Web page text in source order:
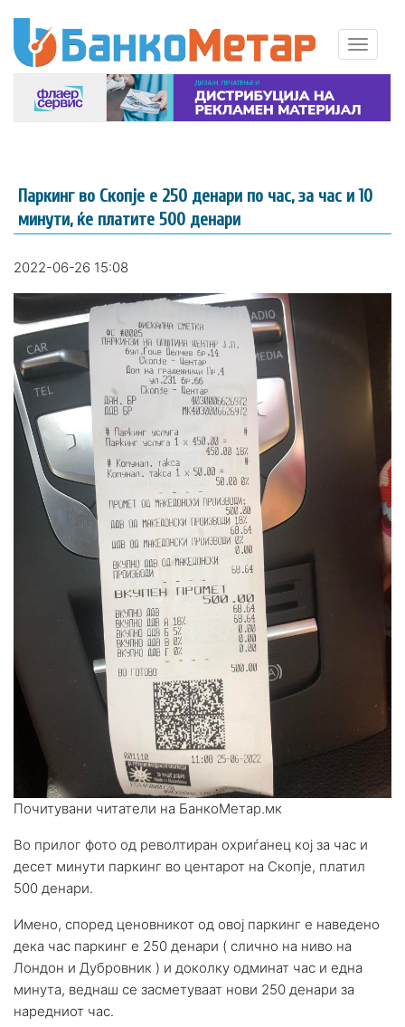
Паркинг во Скопје е 250 денари по час, за час и 10
минути, ќе платите 500 денари
2022-06-26 15:08
Почитувани читатели на БанкоМетар.мк
Во прилог фото од револтиран охриѓанец кој за час и
десет минути паркинг во центарот на Скопје, платил
500 денари.
Имено, според ценовникот од овој паркинг е наведено
дека час паркинг е 250 денари ( слично на ниво на
Лондон и Дубровник ) и доколку одминат час и една
минута, веднаш се засметуваат нови 250 денари за
наредниот час.